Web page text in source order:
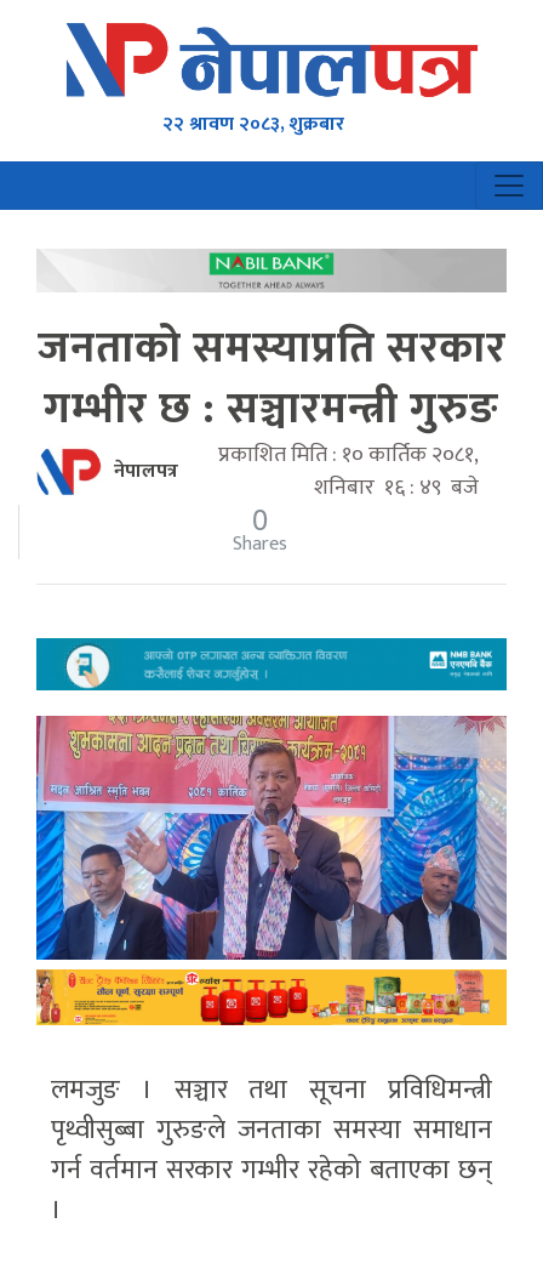
२२ श्रावण २०८३, शुक्रबार
जनताको समस्याप्रति सरकार
गम्भीर छ : सञ्चारमन्त्री गुरुङ
नेपालपत्र
प्रकाशित मिति : १० कार्तिक २०८१,
शनिबार १६ : ४९ बजे
0
Shares
लमजुङ । सञ्चार तथा सूचना प्रविधिमन्त्री
पृथ्वीसुब्बा गुरुङले जनताका समस्या समाधान
गर्न वर्तमान सरकार गम्भीर रहेको बताएका छन्
।